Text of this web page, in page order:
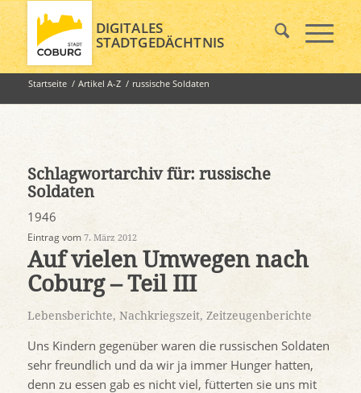
DIGITALES
STADTGEDÄCHTNIS
Startseite / Artikel A-Z / russische Soldaten
Schlagwortarchiv für: russische
Soldaten
1946
Eintrag vom 7. März 2012
Auf vielen Umwegen nach
Coburg – Teil III
Lebensberichte, Nachkriegszeit, Zeitzeugenberichte
Uns Kindern gegenüber waren die russischen Soldaten
sehr freundlich und da wir ja immer Hunger hatten,
denn zu essen gab es nicht viel, fütterten sie uns mit